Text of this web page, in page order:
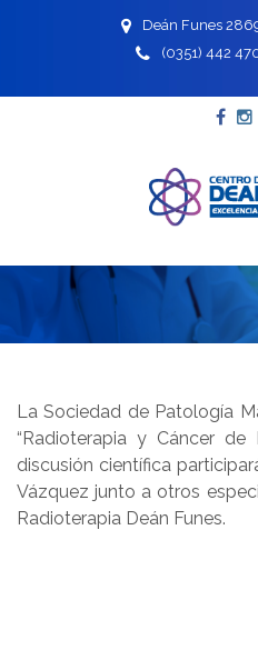
Deán Funes
(0351) 442
La Sociedad de Patología
“Radioterapia y Cáncer
discusión científica
Vázquez junto a otros
Radioterapia Deán Funes.